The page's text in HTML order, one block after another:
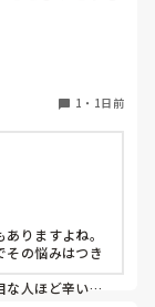
対応しました
番の2人体制で
らず、この2人
いい。トイレに
い平気で言う
んと見守りの
ているので、
かと怖すぎて
1 ・ 1日前
りますよね。
その悩みはつき
な人ほど辛いお